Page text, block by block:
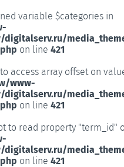
variable $categories in
on line 421
to access array offset on
www-
on line 421
to read property "term_id"
on line 421